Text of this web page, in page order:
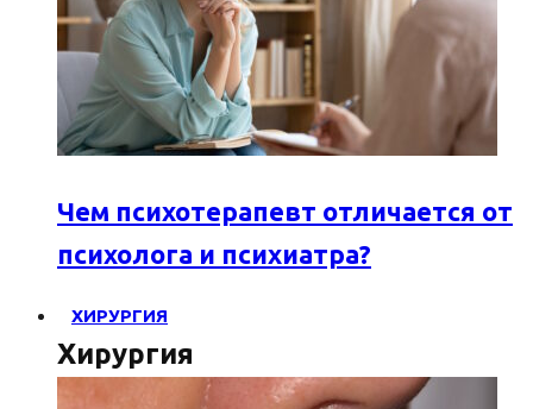
Чем психотерапевт отличается от
психолога и психиатра?
ХИРУРГИЯ
Хирургия